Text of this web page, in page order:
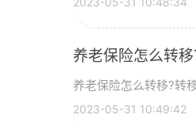
养老保险怎么转
养老保险怎么转移?转
2023-05-31 10:49:42